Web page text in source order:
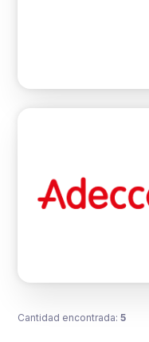
Cantidad encontrada: 5